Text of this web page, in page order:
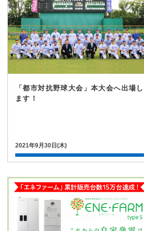
「都市対抗野球大会」本大会へ出場し
ます！
2021年9月30日(木)